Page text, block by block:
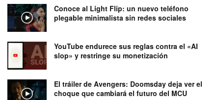
Conoce al Light Flip: un nuevo teléfono
plegable minimalista sin redes sociales
YouTube endurece sus reglas contra el «AI
slop» y restringe su monetización
El tráiler de Avengers: Doomsday deja ver el
choque que cambiará el futuro del MCU